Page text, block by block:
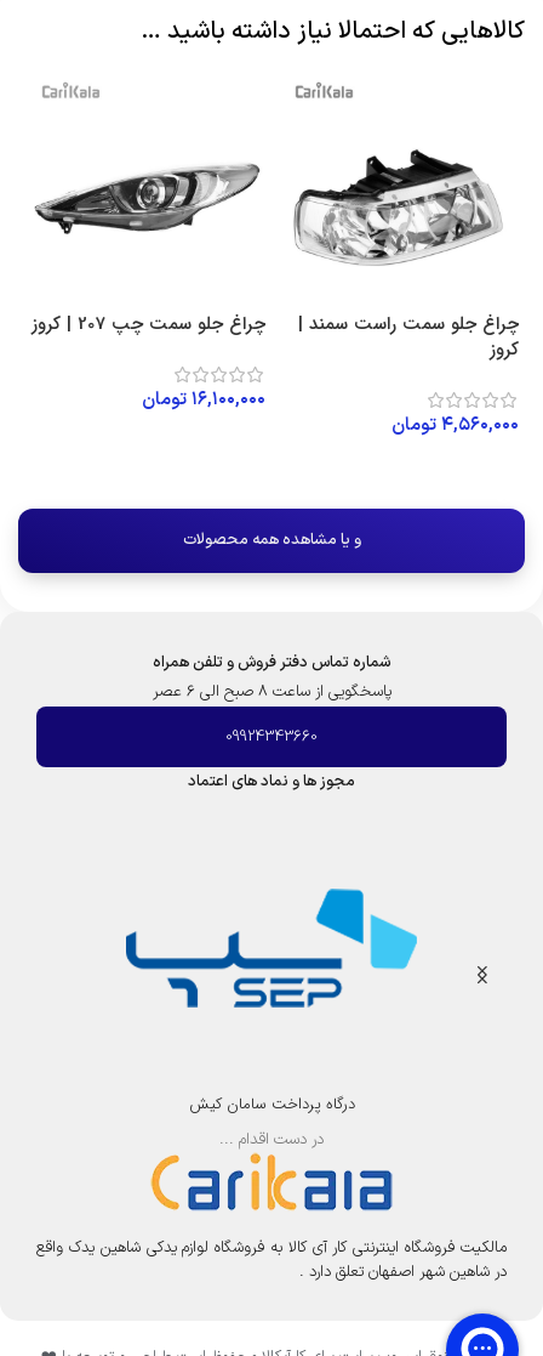
کالاهایی که احتمالا نیاز داشته باشید …
چراغ جلو سمت راست سمند |
کروز
۴,۵۶۰,۰۰۰تومان
چراغ جلو سمت چپ 207 | کروز
۱۶,۱۰۰,۰۰۰تومان
و یا مشاهده همه محصولات
شماره تماس دفتر فروش و تلفن همراه
پاسخگویی از ساعت 8 صبح الی 6 عصر
09924343660
مجوز ها و نماد های اعتماد
درگاه پرداخت سامان کیش
در دست اقدام ...
مالکیت فروشگاه اینترنتی کار آی کالا به فروشگاه لوازم یدکی شاهین یدک واقع
در شاهین شهر اصفهان تعلق دارد .